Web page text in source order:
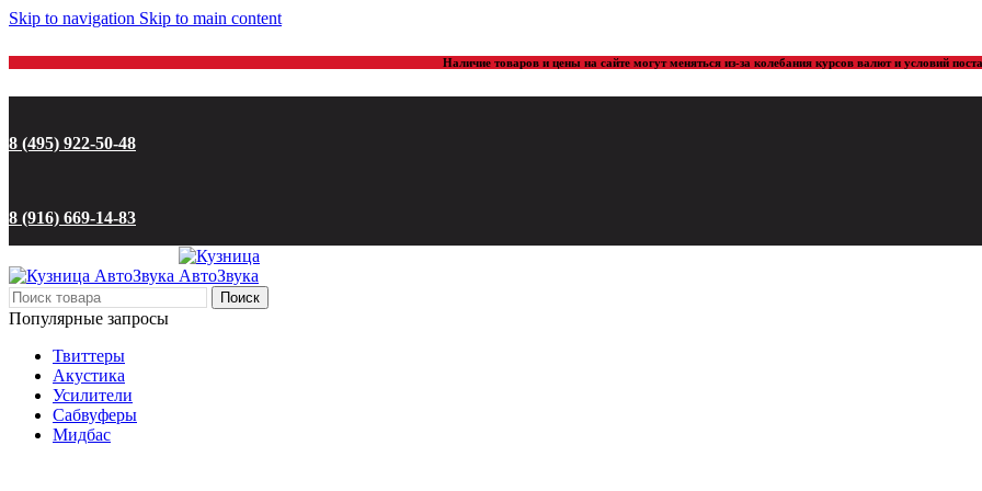
Skip to navigation Skip to main content
Наличие товаров и цены на сайте могут меняться из-за колебания курсов валют и условий
8 (495) 922-50-48
8 (916) 669-14-83
Поиск
Популярные запросы
Твиттеры
Акустика
Усилители
Сабвуферы
Мидбас